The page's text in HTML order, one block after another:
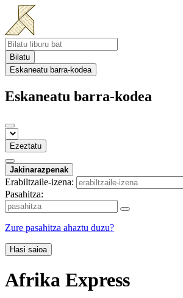
Bilatu
Eskaneatu barra-kodea
Eskaneatu barra-kodea
Ezeztatu
Jakinarazpenak
Erabiltzaile-izena:
Pasahitza:
Zure pasahitza ahaztu duzu?
Hasi saioa
Afrika Express